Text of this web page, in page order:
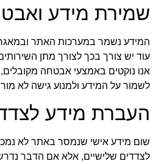
שמירת מידע
המידע נשמר במערכות האתר
עוד יש צורך בכך לצורך מתן
לשמור על המידע ולמנוע גישה לא
העברת מידע
שום מידע אישי שנמסר באתר לא
לצדדים שלישיים, אלא אם הדבר נדרש